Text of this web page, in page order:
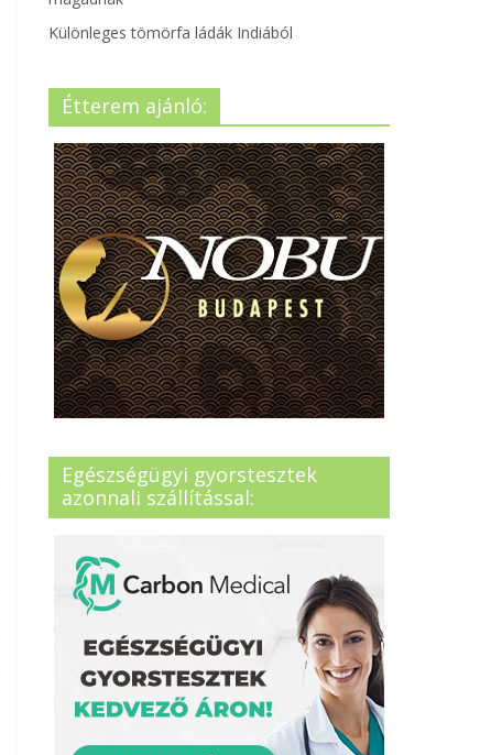
Különleges tömörfa ládák Indiából
Étterem ajánló:
Egészségügyi gyorstesztek
azonnali szállítással: